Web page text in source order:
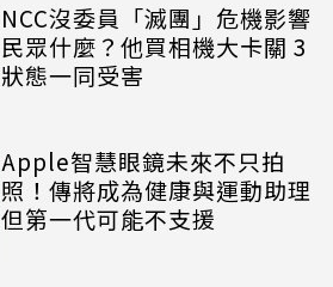
NCC沒委員「滅團」危機影響
民眾什麼？他買相機大卡關 3
狀態一同受害
Apple智慧眼鏡未來不只拍
照！傳將成為健康與運動助理
但第一代可能不支援